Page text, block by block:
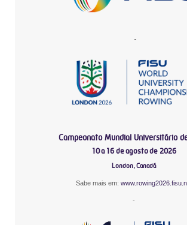
-
Campeonato Mundial Universitário
10 a 16 de agosto de 2026
London, Canadá
Sabe mais em:
-